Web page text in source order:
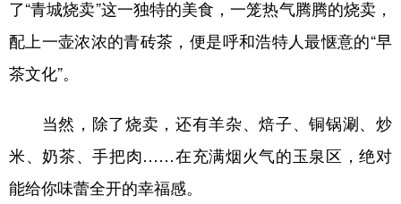
了“青城烧卖”这一独特的美食，一笼热气腾腾的烧卖，
配上一壶浓浓的青砖茶，便是呼和浩特人最惬意的“早
茶文化”。
当然，除了烧卖，还有羊杂、焙子、铜锅涮、炒
米、奶茶、手把肉……在充满烟火气的玉泉区，绝对
能给你味蕾全开的幸福感。